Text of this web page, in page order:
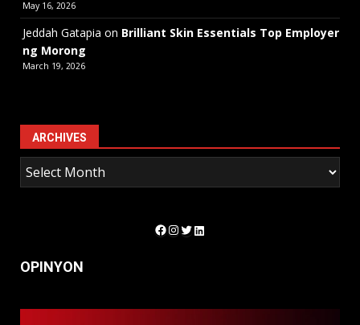
May 16, 2026
Jeddah Gatapia on Brilliant Skin Essentials Top Employer
ng Morong
March 19, 2026
ARCHIVES
Facebook
Instagram
Twitter
LinkedIn
OPINYON